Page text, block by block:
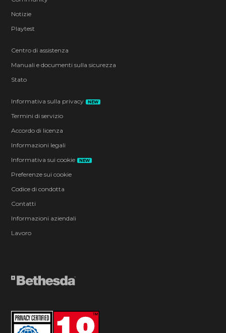
Notizie
Playtest
Centro di assistenza
Manuali e documenti sulla sicurezza
Stato
Informativa sulla privacy NEW
Termini di servizio
Accordo di licenza
Informazioni legali
Informativa sui cookie
NEW
Preferenze sui cookie
Codice di condotta
Contatti
Informazioni aziendali
Lavoro